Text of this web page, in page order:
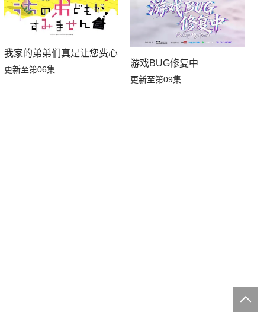
我家的弟弟们真是让您费心了
更新至第06集
游戏BUG修复中
更新至第09集
在废设定异世界无双～第2季